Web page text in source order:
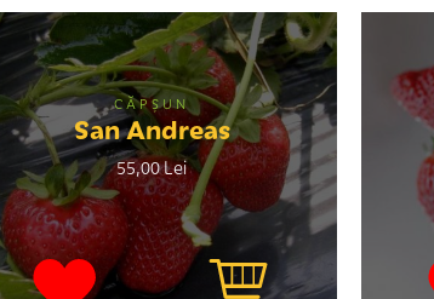
CĂPȘUN
San Andreas
55,00 Lei